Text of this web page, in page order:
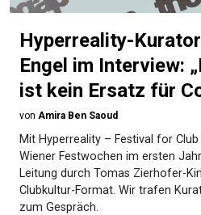
Hyperreality-
Engel im Interview:
ist kein Ersatz für
von Amira Ben Saoud
Mit Hyperreality – Festival for
Wiener Festwochen im ersten
Leitung durch Tomas Zierhofer-
Clubkultur-Format. Wir trafen
zum Gespräch.